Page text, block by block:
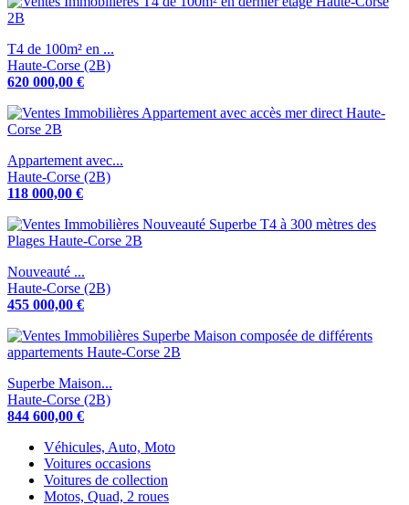
T4 de 100m² en ...
Haute-Corse (2B)
620 000,00 €
Appartement avec...
Haute-Corse (2B)
118 000,00 €
Nouveauté ...
Haute-Corse (2B)
455 000,00 €
Superbe Maison...
Haute-Corse (2B)
844 600,00 €
Véhicules, Auto, Moto
Voitures occasions
Voitures de collection
Motos, Quad, 2 roues